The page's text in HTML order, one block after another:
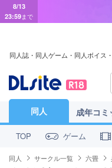
8/13
23:59まで
同人誌・同人ゲーム・同人ボイス
同人 成年コミ
TOP ゲーム
同人 サークル一覧 六畳